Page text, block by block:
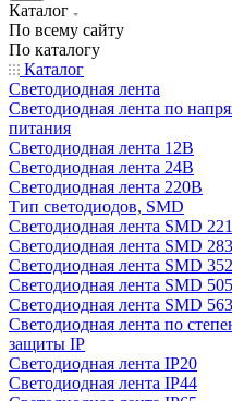
Каталог
По всему сайту
По каталогу
Каталог
Светодиодная лента
Светодиодная лента по
питания
Светодиодная лента 12В
Светодиодная лента 24В
Светодиодная лента 220В
Тип светодиодов, SMD
Cветодиодная лента SMD
Светодиодная лента SMD
Светодиодная лента SMD
Светодиодная лента SMD
Светодиодная лента SMD
Светодиодная лента по
защиты IP
Светодиодная лента IP20
Светодиодная лента IP44